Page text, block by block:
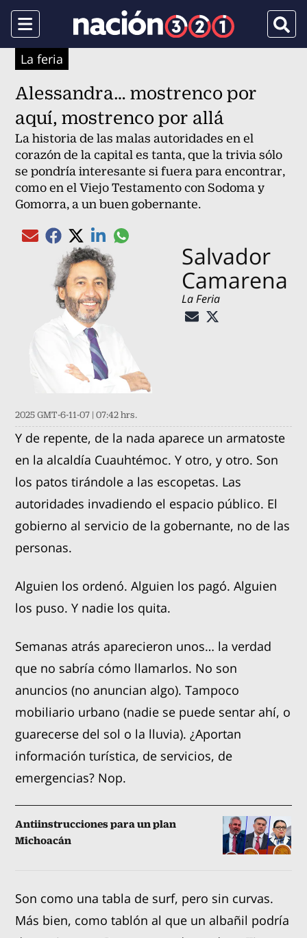
Menu
La feria
Alessandra… mostrenco por
aquí, mostrenco por allá
La historia de las malas autoridades en el
corazón de la capital es tanta, que la trivia sólo
se pondría interesante si fuera para encontrar,
como en el Viejo Testamento con Sodoma y
Gomorra, a un buen gobernante.
Compartir el artículo actual mediante Email
Compartir el artículo actual mediante Facebook
Compartir el artículo actual mediante Twitter
Compartir el artículo actual mediante
Compartir el artículo actual mediante
Salvador
Camarena
La Feria
2025 GMT-6-11-07 | 07:42 hrs.
Y de repente, de la nada aparece un armatoste
en la alcaldía Cuauhtémoc. Y otro, y otro. Son
los patos tirándole a las escopetas. Las
autoridades invadiendo el espacio público. El
gobierno al servicio de la gobernante, no de las
personas.
Alguien los ordenó. Alguien los pagó. Alguien
los puso. Y nadie los quita.
Semanas atrás aparecieron unos… la verdad
que no sabría cómo llamarlos. No son
anuncios (no anuncian algo). Tampoco
mobiliario urbano (nadie se puede sentar ahí, o
guarecerse del sol o la lluvia). ¿Aportan
información turística, de servicios, de
emergencias? Nop.
Antiinstrucciones para un plan
Michoacán
Son como una tabla de surf, pero sin curvas.
Más bien, como tablón al que un albañil podría